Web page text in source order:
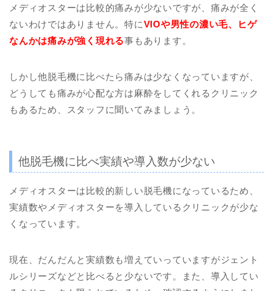
メディオスターは比較的痛みが少ないですが、痛みが全く
ないわけではありません。特にVIOや男性の濃い毛、ヒゲ
なんかは痛みが強く現れる事もあります。
しかし他脱毛機に比べたら痛みは少なくなっていますが、
どうしても痛みが心配な方は麻酔をしてくれるクリニック
もあるため、スタッフに聞いてみましょう。
他脱毛機に比べ実績や導入数が少ない
メディオスターは比較的新しい脱毛機になっているため、
実績数やメディオスターを導入しているクリニックが少な
くなっています。
現在、だんだんと実績数も増えていっていますがジェント
ルシリーズなどと比べると少ないです。また、導入してい